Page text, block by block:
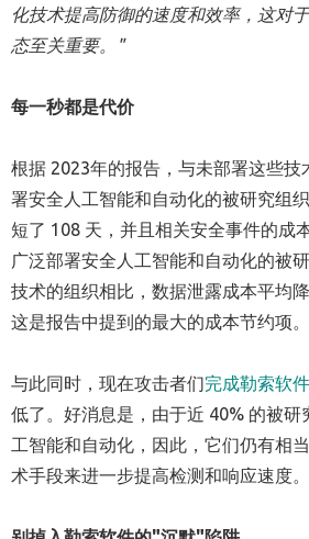
化技术提高防御的速度和效率，这对于
态至关重要。 "
每一秒都是代价
根据 2023年的报告，与未部署这些技
署安全人工智能和自动化的被研究组
短了 108 天，并且相关安全事件的成
广泛部署安全人工智能和自动化的被
技术的组织相比，数据泄露成本平均
这是报告中提到的最大的成本节约项。
与此同时，现在攻击者们完成勒索软
低了。好消息是，由于近 40% 的被研
工智能和自动化，因此，它们仍有相
术手段来进一步提高检测和响应速度。